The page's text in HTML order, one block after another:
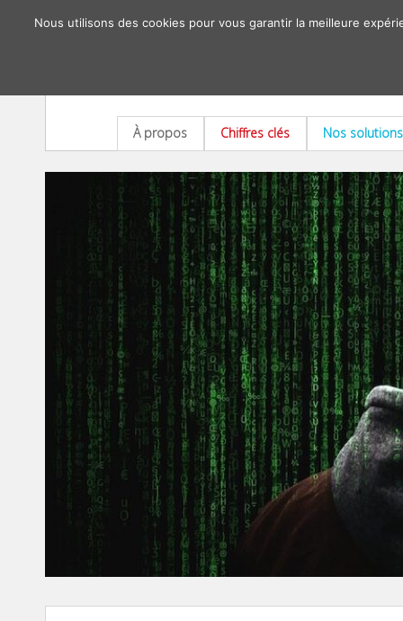
À propos Chiffres clés Nos solutions
Nous utilisons des cookies pour vous garantir la meilleure